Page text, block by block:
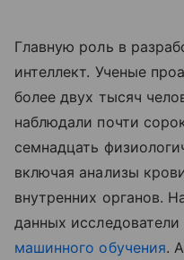
Главную роль в
интеллект. Ученые
более двух тысяч
наблюдали почти
семнадцать
включая анализы
внутренних органов.
данных
машинного обучения.